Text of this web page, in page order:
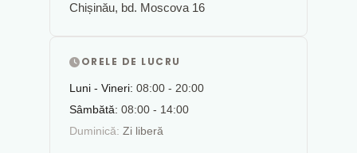
Chișinău, bd. Moscova 16
ORELE DE LUCRU
Luni - Vineri: 08:00 - 20:00
Sâmbătă: 08:00 - 14:00
Duminică: Zi liberă